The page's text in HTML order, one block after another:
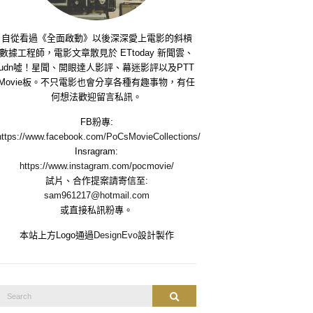
自從看過《全面啟動》以後深深愛上電影的斜槓
數據工程師，電影文章散見於 ETtoday 新聞雲、
噓！星聞、開眼達人影評、幕迷影評以及PTT
板。不只電影也會分享各種有趣事物，有任
何想法歡迎留言私訊。
FB粉專:
www.facebook.com/PoCsMovieCollections/
Insragram:
https://www.instagram.com/pocmovie/
試片、合作提案請寄信至:
sam961217@hotmail.com
或直接私訊粉專。
本站上方Logo通過 DesignEvo設計製作
Search